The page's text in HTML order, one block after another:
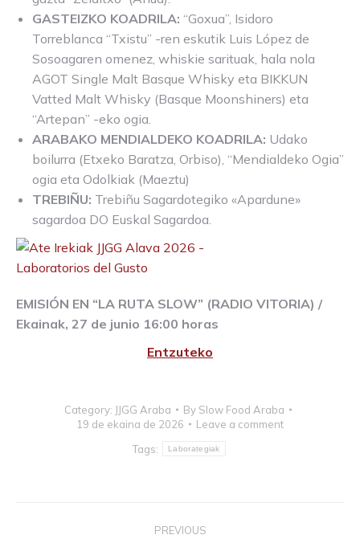
GASTEIZKO KOADRILA: “Goxua”, Isidoro
Torreblanca “Txistu” -ren eskutik Luis López de
Sosoagaren omenez, whiskie sarituak, hala nola
AGOT Single Malt Basque Whisky eta BIKKUN
Vatted Malt Whisky (Basque Moonshiners) eta
“Artepan” -eko ogia.
ARABAKO MENDIALDEKO KOADRILA: Udako
boilurra (Etxeko Baratza, Orbiso), “Mendialdeko Ogia”
ogia eta Odolkiak (Maeztu)
TREBIÑU: Trebiñu Sagardotegiko «Apardune»
sagardoa DO Euskal Sagardoa.
EMISIÓN EN “LA RUTA SLOW” (RADIO VITORIA) /
Ekainak, 27 de junio 16:00 horas
Entzuteko
Category: JJGG Araba By Slow Food Araba
19 de ekaina de 2026
Leave a comment
Tags:
Laborategiak
PREVIOUS